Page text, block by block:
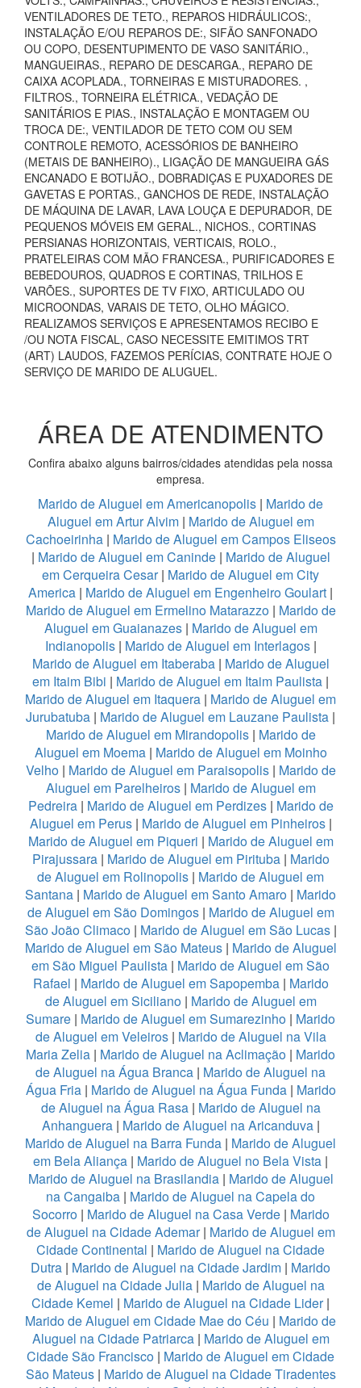
VENTILADORES DE TETO., REPAROS HIDRÁULICOS:,
INSTALAÇÃO E/OU REPAROS DE:, SIFÃO SANFONADO
OU COPO, DESENTUPIMENTO DE VASO SANITÁRIO.,
MANGUEIRAS., REPARO DE DESCARGA., REPARO DE
CAIXA ACOPLADA., TORNEIRAS E MISTURADORES. ,
FILTROS., TORNEIRA ELÉTRICA., VEDAÇÃO DE
SANITÁRIOS E PIAS., INSTALAÇÃO E MONTAGEM OU
TROCA DE:, VENTILADOR DE TETO COM OU SEM
CONTROLE REMOTO, ACESSÓRIOS DE BANHEIRO
(METAIS DE BANHEIRO)., LIGAÇÃO DE MANGUEIRA GÁS
ENCANADO E BOTIJÃO., DOBRADIÇAS E PUXADORES DE
GAVETAS E PORTAS., GANCHOS DE REDE, INSTALAÇÃO
DE MÁQUINA DE LAVAR, LAVA LOUÇA E DEPURADOR, DE
PEQUENOS MÓVEIS EM GERAL., NICHOS., CORTINAS
PERSIANAS HORIZONTAIS, VERTICAIS, ROLO.,
PRATELEIRAS COM MÃO FRANCESA., PURIFICADORES E
BEBEDOUROS, QUADROS E CORTINAS, TRILHOS E
VARÕES., SUPORTES DE TV FIXO, ARTICULADO OU
MICROONDAS, VARAIS DE TETO, OLHO MÁGICO.
REALIZAMOS SERVIÇOS E APRESENTAMOS RECIBO E
/OU NOTA FISCAL, CASO NECESSITE EMITIMOS TRT
(ART) LAUDOS, FAZEMOS PERÍCIAS, CONTRATE HOJE O
SERVIÇO DE MARIDO DE ALUGUEL.
ÁREA DE ATENDIMENTO
Confira abaixo alguns bairros/cidades atendidas pela nossa
empresa.
Marido de Aluguel em Americanopolis | Marido de
Aluguel em Artur Alvim | Marido de Aluguel em
Cachoeirinha| Marido de Aluguel em Campos Eliseos
| Marido de Aluguel em Caninde| Marido de Aluguel
em Cerqueira Cesar| Marido de Aluguel em City
America | Marido de Aluguel em Engenheiro Goulart |
Marido de Aluguel em Ermelino Matarazzo | Marido de
Aluguel em Guaianazes| Marido de Aluguel em
Indianopolis| Marido de Aluguel em Interlagos|
Marido de Aluguel em Itaberaba| Marido de Aluguel
em Itaim Bibi | Marido de Aluguel em Itaim Paulista |
Marido de Aluguel em Itaquera | Marido de Aluguel em
Jurubatuba | Marido de Aluguel em Lauzane Paulista |
Marido de Aluguel em Mirandopolis| Marido de
Aluguel em Moema| Marido de Aluguel em Moinho
Velho | Marido de Aluguel em Paraisopolis| Marido de
Aluguel em Parelheiros| Marido de Aluguel em
Pedreira| Marido de Aluguel em Perdizes| Marido de
Aluguel em Perus| Marido de Aluguel em Pinheiros|
Marido de Aluguel em Piqueri | Marido de Aluguel em
Pirajussara| Marido de Aluguel em Pirituba| Marido
de Aluguel em Rolinopolis | Marido de Aluguel em
Santana | Marido de Aluguel em Santo Amaro | Marido
de Aluguel em São Domingos| Marido de Aluguel em
São João Climaco| Marido de Aluguel em São Lucas|
Marido de Aluguel em São Mateus | Marido de Aluguel
em São Miguel Paulista | Marido de Aluguel em São
Rafael | Marido de Aluguel em Sapopemba | Marido
de Aluguel em Siciliano| Marido de Aluguel em
Sumare | Marido de Aluguel em Sumarezinho | Marido
de Aluguel em Veleiros| Marido de Aluguel na Vila
Maria Zelia | Marido de Aluguel na Aclimação | Marido
de Aluguel na Água Branca | Marido de Aluguel na
Água Fria| Marido de Aluguel na Água Funda| Marido
de Aluguel na Água Rasa | Marido de Aluguel na
Anhanguera| Marido de Aluguel na Aricanduva|
Marido de Aluguel na Barra Funda | Marido de Aluguel
em Bela Aliança | Marido de Aluguel no Bela Vista |
Marido de Aluguel na Brasilandia| Marido de Aluguel
na Cangaiba | Marido de Aluguel na Capela do
Socorro | Marido de Aluguel na Casa Verde| Marido
de Aluguel na Cidade Ademar| Marido de Aluguel em
Cidade Continental | Marido de Aluguel na Cidade
Dutra | Marido de Aluguel na Cidade Jardim | Marido
de Aluguel na Cidade Julia | Marido de Aluguel na
Cidade Kemel | Marido de Aluguel na Cidade Lider|
Marido de Aluguel em Cidade Mae do Céu | Marido de
Aluguel na Cidade Patriarca| Marido de Aluguel em
Cidade São Francisco | Marido de Aluguel em Cidade
São Mateus| Marido de Aluguel na Cidade Tiradentes